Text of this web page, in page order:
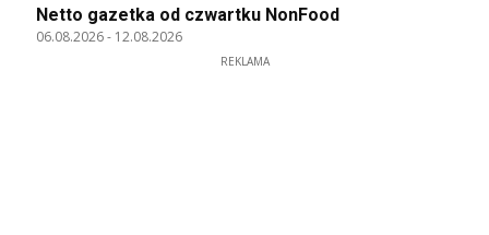
Netto gazetka od czwartku NonFood
06.08.2026- 12.08.2026
REKLAMA